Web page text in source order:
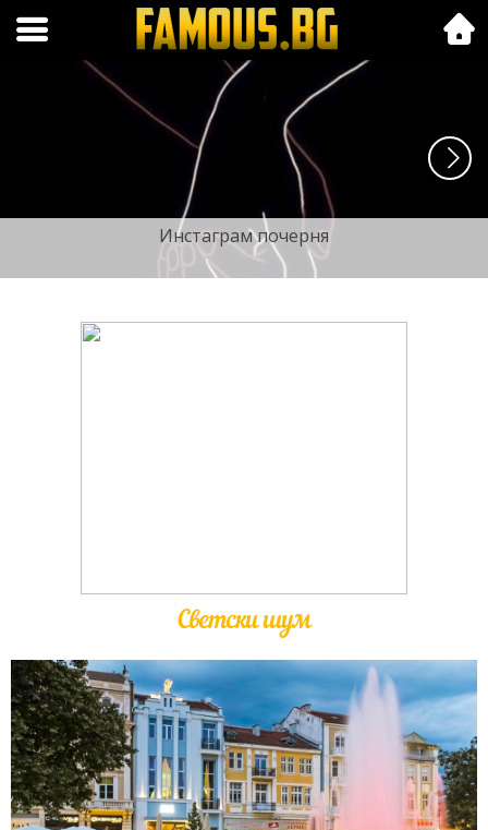
Folk.bg
Инстаграм почерня
Светски шум